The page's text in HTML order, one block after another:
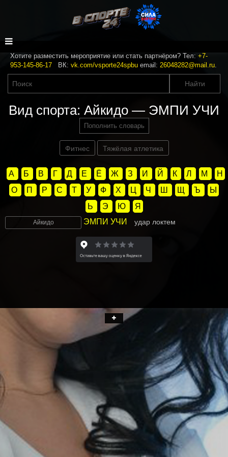
Хотите разместить мероприятие или стать партнёром? Тел: +7-
953-145-86-17 ВК: vk.com/vsporte24spbu email: 26048282@mail.ru.
Вид спорта: Айкидо — ЭМПИ УЧИ
Пополнить словарь
Фитнес Тяжёлая атлетика
А Б В Г Д Е Ё Ж З И Й К Л М
Н
О
П Р С Т У Ф Х Ц Ч Ш Щ Ъ
Ы
Ь
Э Ю Я
Айкидо ЭМПИ УЧИ удар локтем